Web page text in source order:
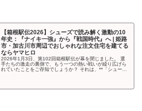
【箱根駅伝2026】シューズで読み解く激動の10
年史：『ナイキ一強』から『戦国時代』へ | 姫路
市・加古川市周辺でおしゃれな注文住宅を建てる
ならヤマヒロ
2026年1月3日、第102回箱根駅伝が幕を閉じました。 選
手たちの激走の裏側で、もう一つの熱い戦いが繰り広げら
れていたことをご存知でしょうか？ それは、**「シューズ